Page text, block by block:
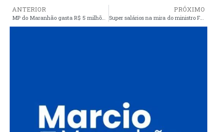
ANTERIOR
MP do Maranhão gasta R$ 5 milhões em salário extra a promotores, que têm acréscimo de até R$ 129 mil
PRÓXIMO
Super salários na mira do ministro Flávio Dino